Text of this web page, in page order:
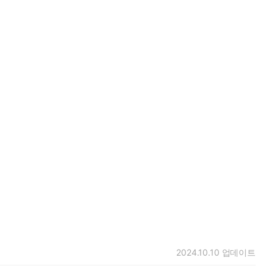
2024.10.10 업데이트